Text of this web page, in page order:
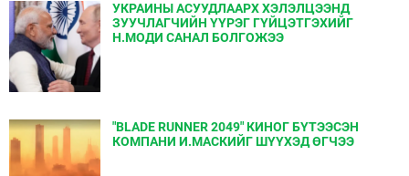
УКРАИНЫ АСУУДЛААРХ ХЭЛЭЛЦЭЭНД
ЗУУЧЛАГЧИЙН ҮҮРЭГ ГҮЙЦЭТГЭХИЙГ
Н.МОДИ САНАЛ БОЛГОЖЭЭ
"BLADE RUNNER 2049" КИНОГ БҮТЭЭСЭН
КОМПАНИ И.МАСКИЙГ ШҮҮХЭД ӨГЧЭЭ